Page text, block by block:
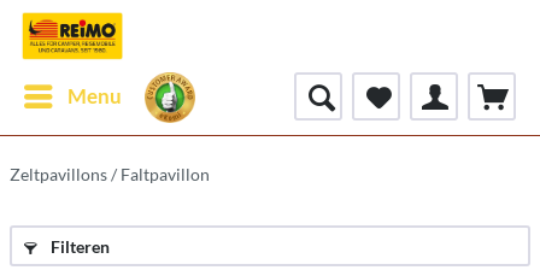
Menu
Zeltpavillons / Faltpavillon
Filteren